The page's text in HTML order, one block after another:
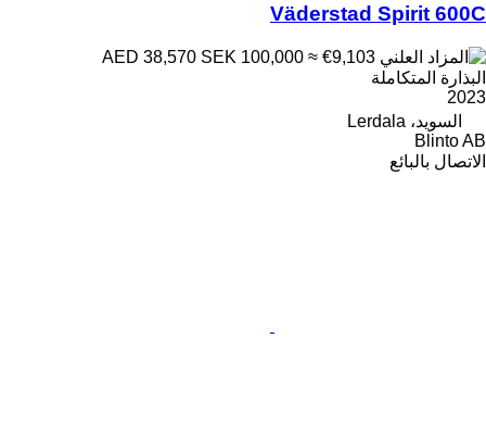
Väderstad Spirit 600C
SEK 100,000 ≈ €9,103
البذارة المتكاملة
2023
السويد، Lerdala
Blinto AB
الاتصال بالبائع